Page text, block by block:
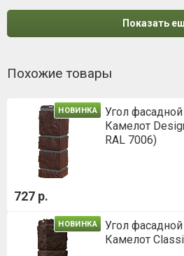
Показать
Похожие товары
НОВИНКА
Угол
Камелот
RAL 7006)
727 р.
НОВИНКА
Угол
Камелот